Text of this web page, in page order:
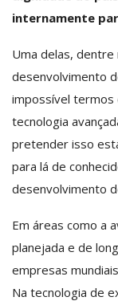
internamente
Uma delas,
desenvolvimento
impossível termos
tecnologia
pretender isso
para lá de
desenvolvimento
Em áreas como a
planejada e de
empresas
Na tecnologia de